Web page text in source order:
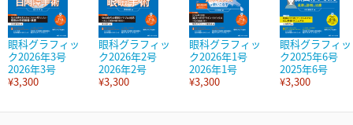
眼科グラフィッ
ク2026年3号
2026年3号
¥3,300
眼科グラフィッ
ク2026年2号
2026年2号
¥3,300
眼科グラフィッ
ク2026年1号
2026年1号
¥3,300
眼科グラフィッ
ク2025年6号
2025年6号
¥3,300